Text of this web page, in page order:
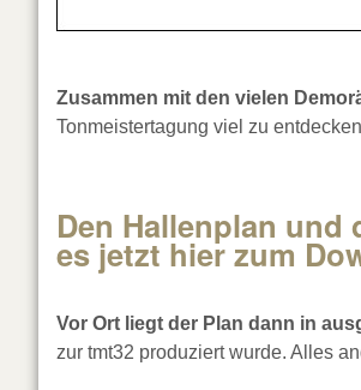
Zusammen mit den vielen
Tonmeistertagung viel zu
Den Hallenplan
es jetzt hier zum
Vor Ort liegt der Plan dann in
zur tmt32 produziert wurde. Alles